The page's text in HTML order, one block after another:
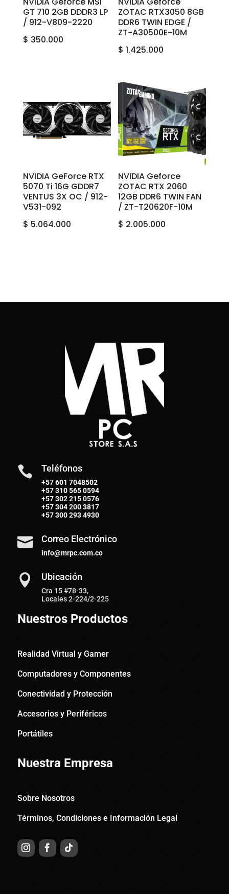
GT 710 2GB DDDR3 LP
/ 912-V809-2220
$ 350.000
ZOTAC RTX3050 8GB
DDR6 TWIN EDGE /
ZT-A30500E-10M
$ 1.425.000
NVIDIA GeForce RTX
5070 Ti 16G GDDR7
VENTUS 3X OC / 912-
V531-092
$ 5.064.000
NVIDIA Geforce
ZOTAC RTX 2060
12GB DDR6 TWIN FAN
/ ZT-T20620F-10M
$ 2.005.000
 Teléfonos
+57 601 7048502
+57310 565 0594
+57302 215 0576
+57304 200 3817
+57300 293 4930
 Correo Electrónico
info@mrpc.com.co
 Ubicación
Cra 15 #78-33,
Locales 2-224/2-225
Nuestros Productos
Realidad Virtual y Gamer
Computadores y Componentes
Conectividad y Protección
Accesorios y Periféricos
Portátiles
Nuestra Empresa
Sobre Nosotros
Términos, Condiciones e Información Legal